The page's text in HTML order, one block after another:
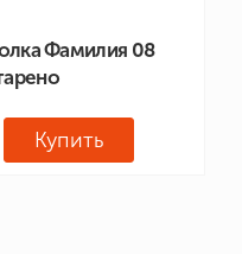
Фамилия 08
Купить